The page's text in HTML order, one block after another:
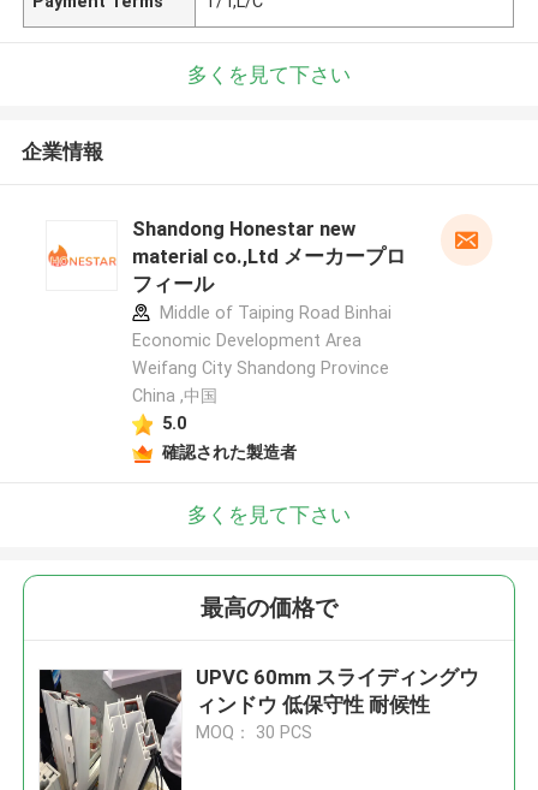
多くを見て下さい
企業情報
Shandong Honestar new
material co.,Ltd メーカープロ
フィール
Middle of Taiping Road Binhai
Economic Development Area
Weifang City Shandong Province
China ,中国
5.0
確認された製造者
多くを見て下さい
最高の価格で
UPVC 60mm スライディングウ
ィンドウ 低保守性 耐候性
MOQ： 30 PCS